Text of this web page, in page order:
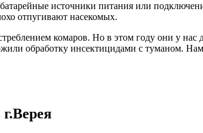
источники питания или
отпугивают насекомых.
комаров. Но в этом году они у
обработку инсектицидами с туманом.